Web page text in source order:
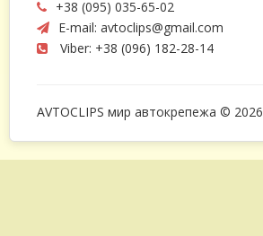
+38 (095) 035-65-02
E-mail: avtoclips@gmail.com
Viber: +38 (096) 182-28-14
AVTOCLIPS мир автокрепежа © 2026